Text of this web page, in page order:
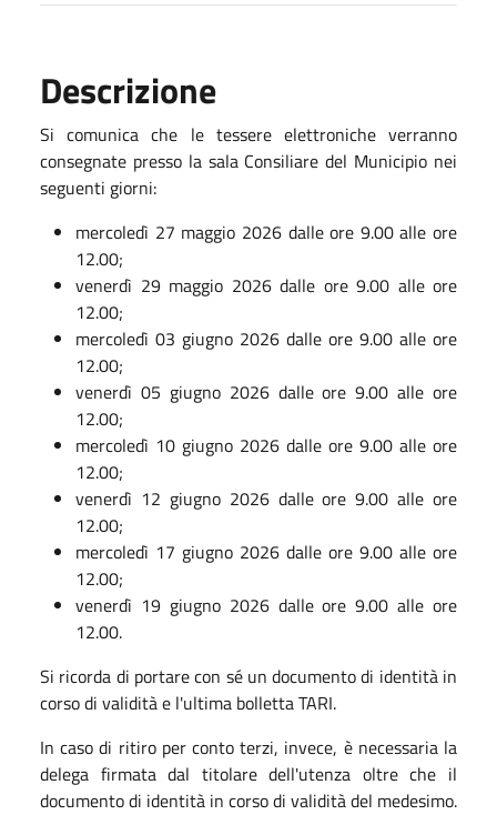
Descrizione
Si comunica che le tessere elettroniche verranno
consegnate presso la sala Consiliare del Municipio nei
seguenti giorni:
mercoledì 27 maggio 2026 dalle ore 9.00 alle ore
12.00;
venerdì 29 maggio 2026 dalle ore 9.00 alle ore
12.00;
mercoledì 03 giugno 2026 dalle ore 9.00 alle ore
12.00;
venerdì 05 giugno 2026 dalle ore 9.00 alle ore
12.00;
mercoledì 10 giugno 2026 dalle ore 9.00 alle ore
12.00;
venerdì 12 giugno 2026 dalle ore 9.00 alle ore
12.00;
mercoledì 17 giugno 2026 dalle ore 9.00 alle ore
12.00;
venerdì 19 giugno 2026 dalle ore 9.00 alle ore
12.00.
Si ricorda di portare con sé un documento di identità in
corso di validità e l'ultima bolletta TARI.
In caso di ritiro per conto terzi, invece, è necessaria la
delega firmata dal titolare dell'utenza oltre che il
documento di identità in corso di validità del medesimo.